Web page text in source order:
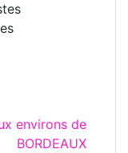
environs de
BORDEAUX